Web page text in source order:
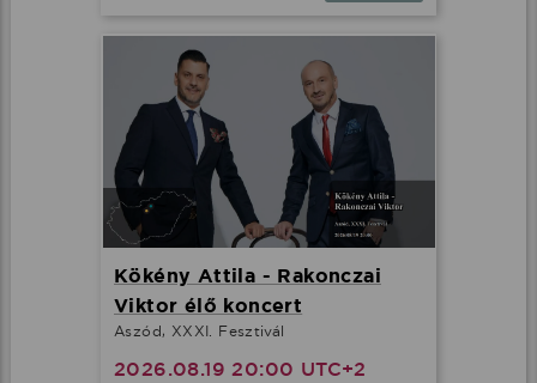
Kökény Attila - Rakonczai
Viktor élő koncert
Aszód, XXXI. Fesztivál
2026.08.19 20:00 UTC+2